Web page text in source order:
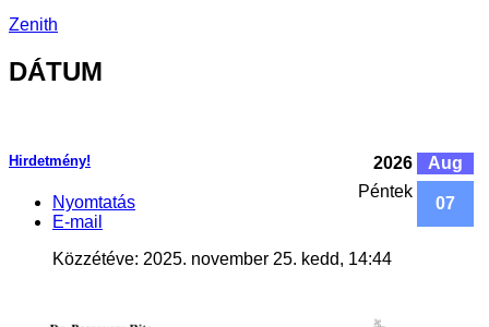
Zenith
DÁTUM
2026
Aug
Péntek
07
Hirdetmény!
Nyomtatás
E-mail
Közzétéve: 2025. november 25. kedd, 14:44